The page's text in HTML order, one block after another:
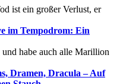
ist ein großer Verlust, er
im Tempodrom: Ein
habe auch alle Marillion
Dramen, Dracula – Auf